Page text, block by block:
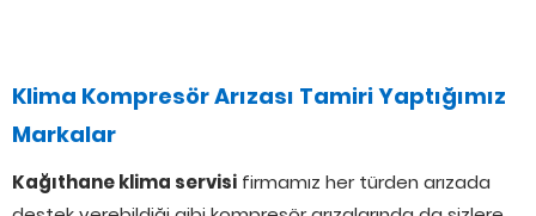
Klima Kompresör Arızası Tamiri Yaptığımız
Markalar
Kağıthane klima servisi firmamız her türden arızada